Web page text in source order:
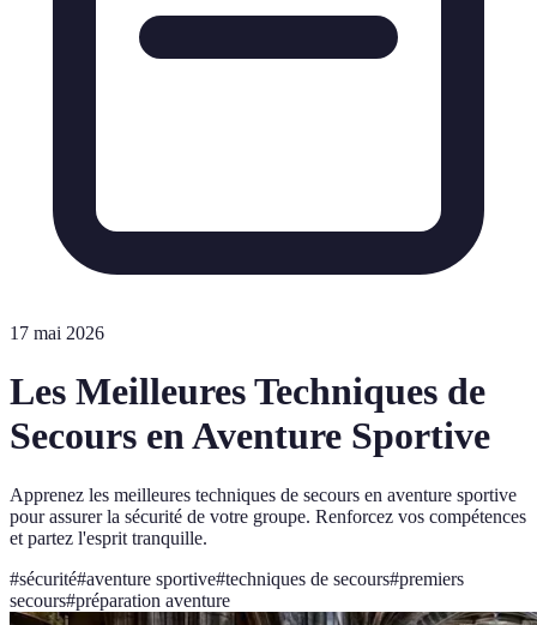
17 mai 2026
Les Meilleures Techniques de
Secours en Aventure Sportive
Apprenez les meilleures techniques de secours en aventure sportive
pour assurer la sécurité de votre groupe. Renforcez vos compétences
et partez l'esprit tranquille.
#sécurité#aventure sportive#techniques de secours#premiers
secours#préparation aventure